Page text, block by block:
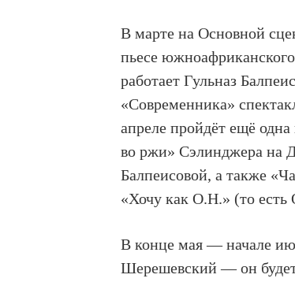
В марте на Основной
пьесе
работает Гульназ
«Современника»
апреле пройдёт ещё
во ржи» Сэлинджера на
Балпеисовой, а также
«Хочу как О.Н.» (то
В конце мая — начале
Шерешевский — он